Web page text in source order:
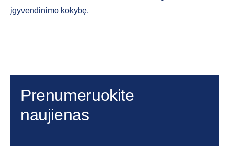
įgyvendinimo kokybę.
Prenumeruokite
naujienas